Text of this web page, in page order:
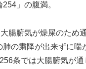
」の腹満。
腸腑気が燥屎のため
肺の粛降が出来ずに喘
条では大腸腑気が